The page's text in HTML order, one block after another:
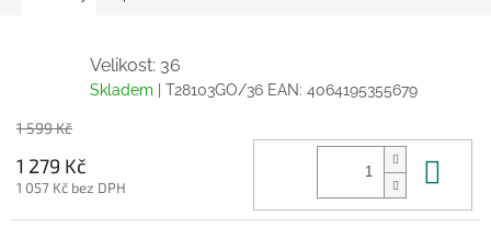
Velikost: 36
Skladem | T28103GO/36 EAN: 4064195355679
1 599 Kč
1 279 Kč
1 057 Kč bez DPH